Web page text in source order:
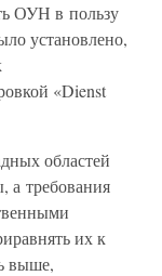
ОУН в пользу
установлено,
«Dienst
областей
а требования
их к
выше,